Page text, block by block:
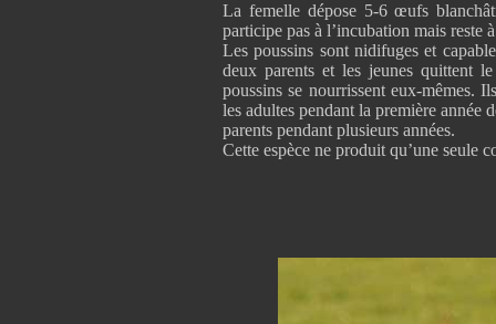
La femelle dépose 5-6 œufs
participe pas à l’incubation mais reste
Les poussins sont nidifuges et
deux parents et les jeunes quittent
poussins se nourrissent eux-mêmes.
les adultes pendant la première année
parents pendant plusieurs années.
Cette espèce ne produit qu’une seule